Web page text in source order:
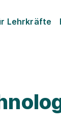
Lehrkräfte